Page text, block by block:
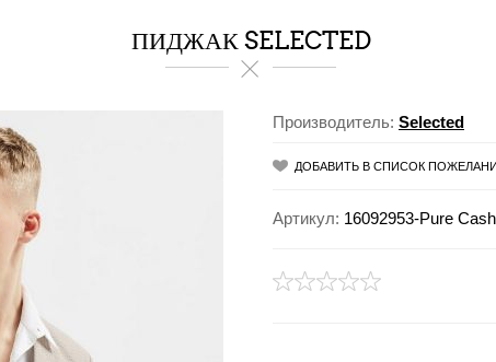
ПИДЖАК SELECTED
Производитель: Selected
ДОБАВИТЬ В СПИСОК
Артикул: 16092953-Pure